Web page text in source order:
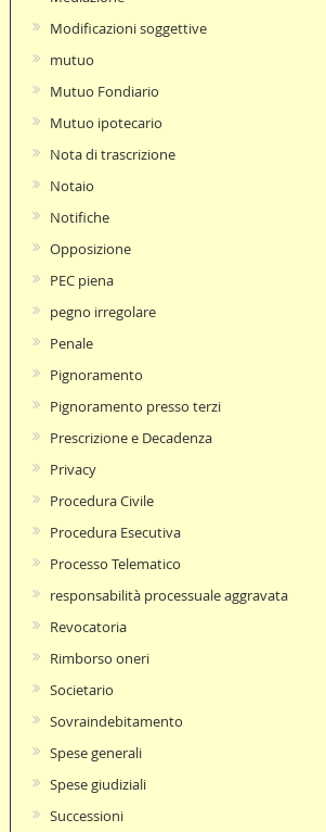
Modificazioni soggettive
mutuo
Mutuo Fondiario
Mutuo ipotecario
Nota di trascrizione
Notaio
Notifiche
Opposizione
PEC piena
pegno irregolare
Penale
Pignoramento
Pignoramento presso terzi
Prescrizione e Decadenza
Privacy
Procedura Civile
Procedura Esecutiva
Processo Telematico
responsabilità processuale aggravata
Revocatoria
Rimborso oneri
Societario
Sovraindebitamento
Spese generali
Spese giudiziali
Successioni